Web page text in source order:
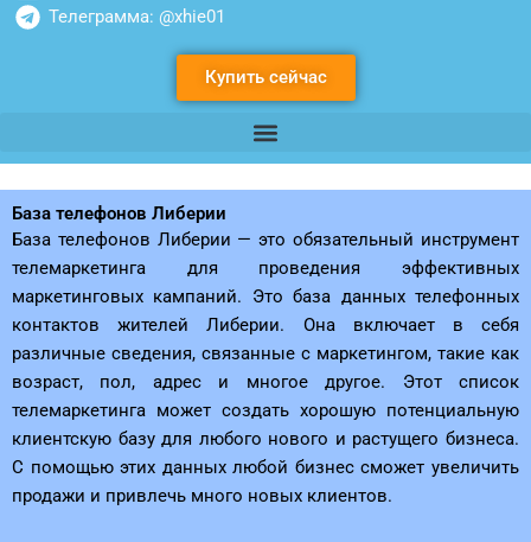
Телеграмма: @xhie01
Купить сейчас
База телефонов Либерии
База телефонов Либерии — это обязательный инструмент
телемаркетинга для проведения эффективных
маркетинговых кампаний. Это база данных телефонных
контактов жителей Либерии. Она включает в себя
различные сведения, связанные с маркетингом, такие как
возраст, пол, адрес и многое другое. Этот список
телемаркетинга может создать хорошую потенциальную
клиентскую базу для любого нового и растущего бизнеса.
С помощью этих данных любой бизнес сможет увеличить
продажи и привлечь много новых клиентов.